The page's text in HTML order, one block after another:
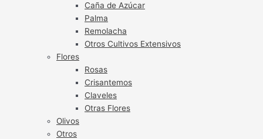
Caña de Azúcar
Palma
Remolacha
Otros Cultivos Extensivos
Flores
Rosas
Crisantemos
Claveles
Otras Flores
Olivos
Otros